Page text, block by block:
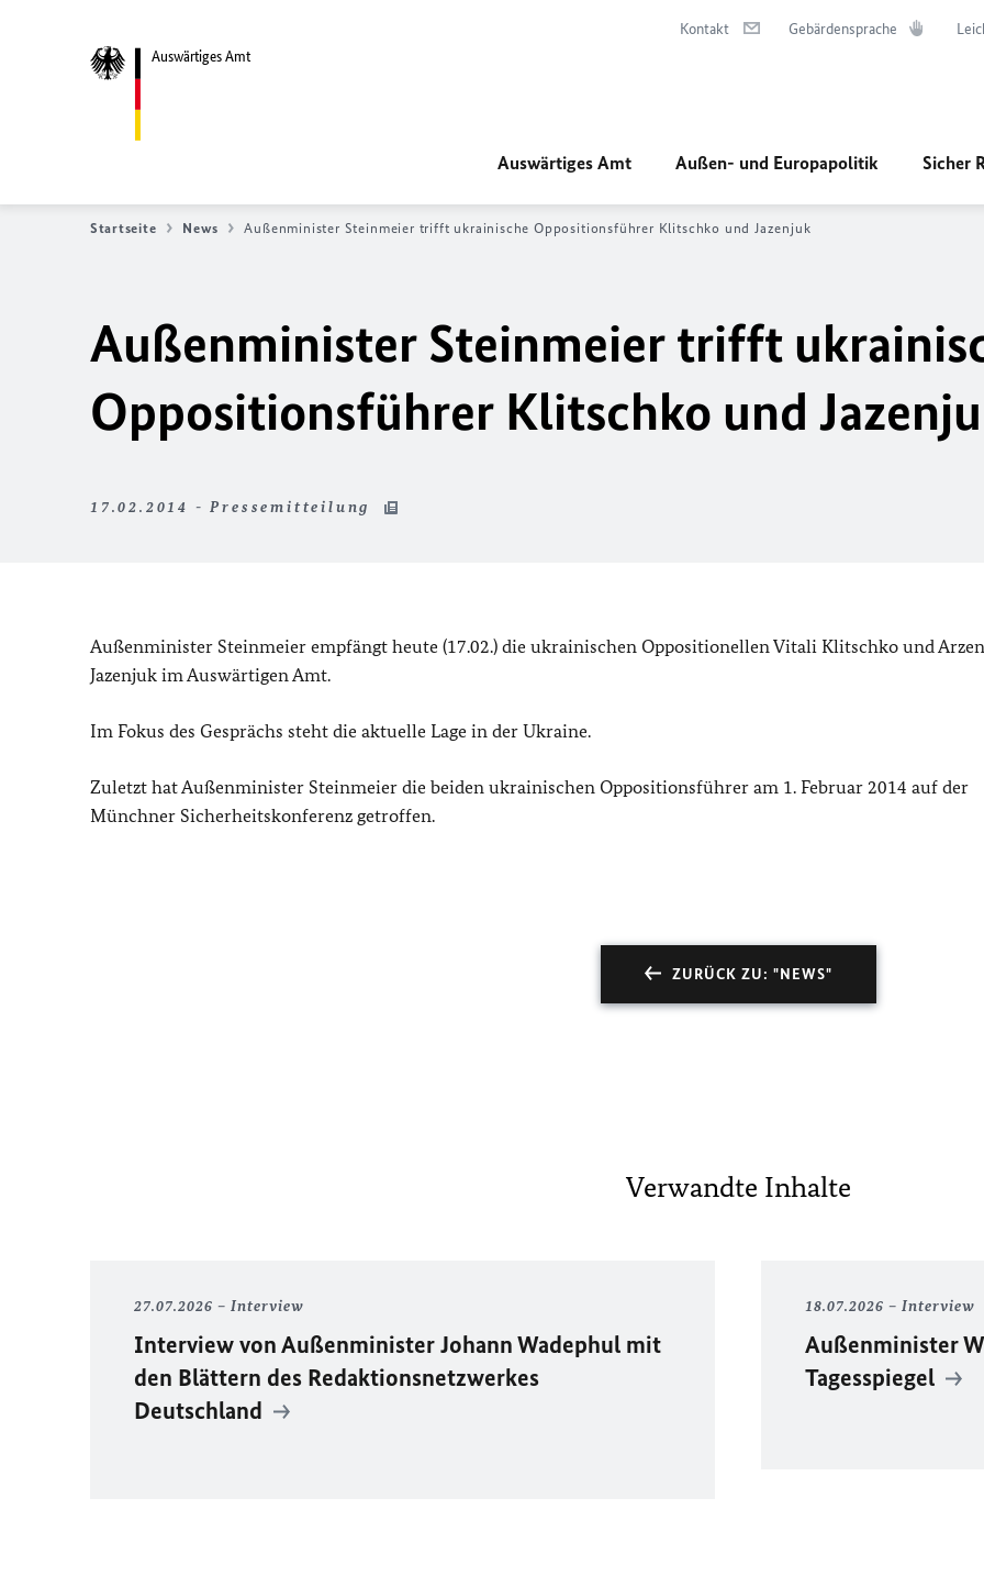
Auswärtiges Amt
Kontakt Gebärdensprache
Auswärtiges Amt Außen- und Europapolitik Sicher
Startseite News Außenminister Steinmeier trifft ukrainische Oppositionsführer Klitschko und Jazenjuk
Außenminister Steinmeier trifft
Oppositionsführer Klitschko und
17.02.2014 - Pressemitteilung
Außenminister Steinmeier empfängt heute (17.02.) die ukrainischen Oppositionellen Vitali Klitschko und
Jazenjuk im Auswärtigen Amt.
Im Fokus des Gesprächs steht die aktuelle Lage in der Ukraine.
Zuletzt hat Außenminister Steinmeier die beiden ukrainischen Oppositionsführer am 1. Februar 2014 auf der
Münchner Sicherheitskonferenz getroffen.
ZURÜCK ZU: "NEWS"
Verwandte Inhalte
27.07.2026 Interview
Interview von Außenminister Johann Wadephul mit
den Blättern des Redaktionsnetzwerkes
Deutschland
18.07.2026 Interview
Außenminister
Tagesspiegel